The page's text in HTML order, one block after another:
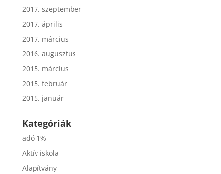
2017. szeptember
2017. április
2017. március
2016. augusztus
2015. március
2015. február
2015. január
Kategóriák
adó 1%
Aktív iskola
Alapítvány